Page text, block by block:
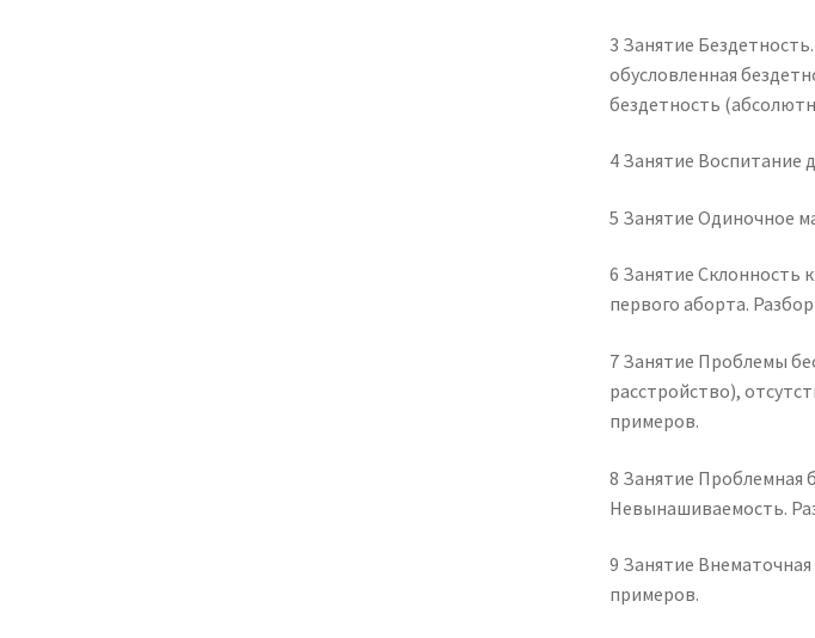
3 Занятие
обусловленная
бездетность
4 Занятие Воспитание
5 Занятие Одиночное
6 Занятие Склонность
первого аборта.
7 Занятие Проблемы
расстройство),
примеров.
8 Занятие Проблемная
Невынашиваемость.
9 Занятие
примеров.